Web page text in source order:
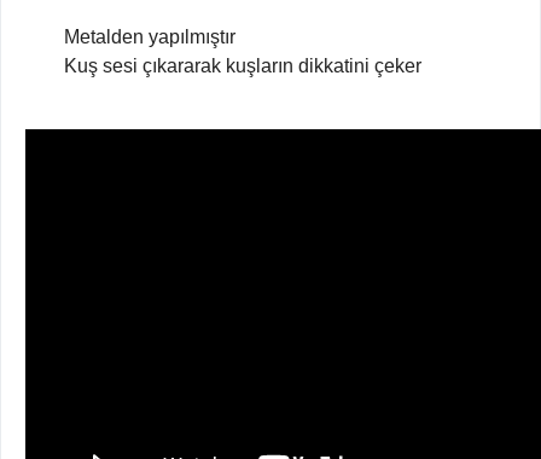
Metalden yapılmıştır
Kuş sesi çıkararak kuşların dikkatini çeker